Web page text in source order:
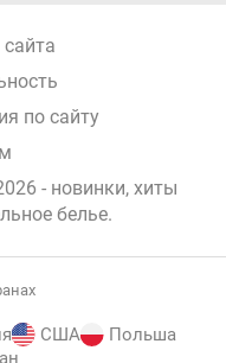
по сайту
- новинки, хиты
белье.
США
Польша